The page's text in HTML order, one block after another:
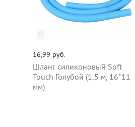
16,99 руб.
Шланг силиконовый Soft
Touch Голубой (1,5 м, 16*11
мм)